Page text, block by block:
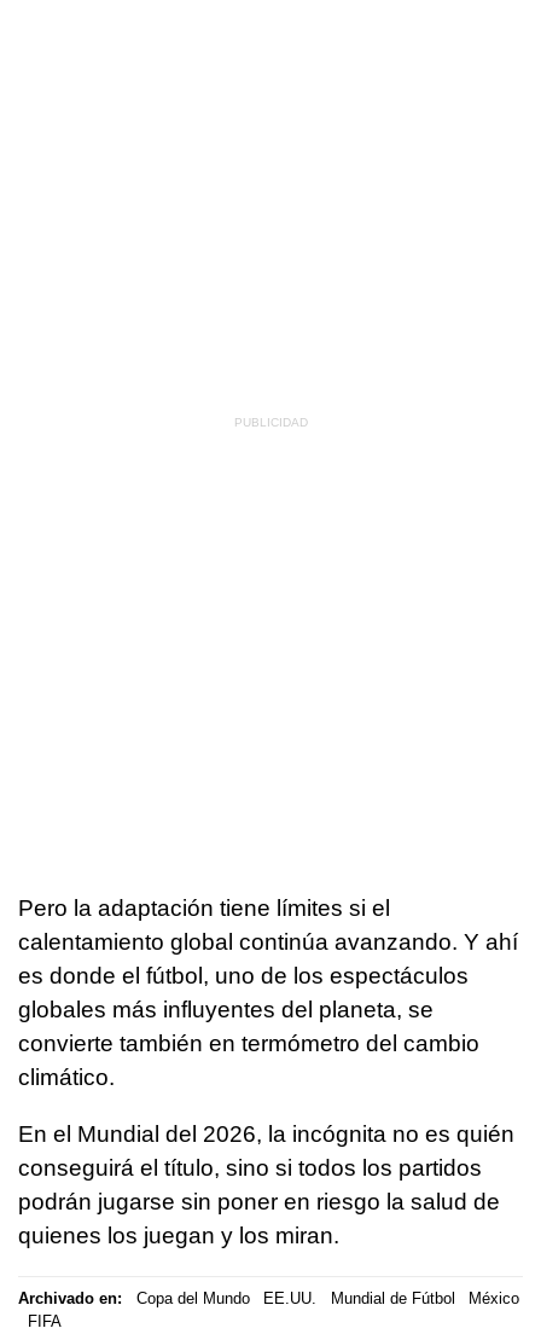
Pero la adaptación tiene límites si el
calentamiento global continúa avanzando. Y ahí
es donde el fútbol, uno de los espectáculos
globales más influyentes del planeta, se
convierte también en termómetro del cambio
climático.
En el Mundial del 2026, la incógnita no es quién
conseguirá el título, sino si todos los partidos
podrán jugarse sin poner en riesgo la salud de
quienes los juegan y los miran.
Archivado en: Copa del Mundo EE.UU. Mundial de Fútbol
México
FIFA